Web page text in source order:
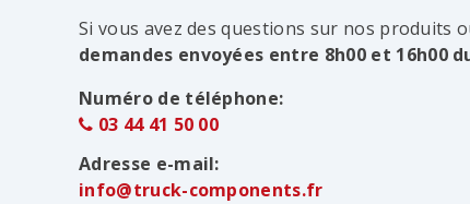
Si vous avez des questions sur nos produits
demandes envoyées entre 8h00 et 16h00
Numéro de téléphone:
03 44 41 50 00
Adresse e-mail:
info@truck-components.fr